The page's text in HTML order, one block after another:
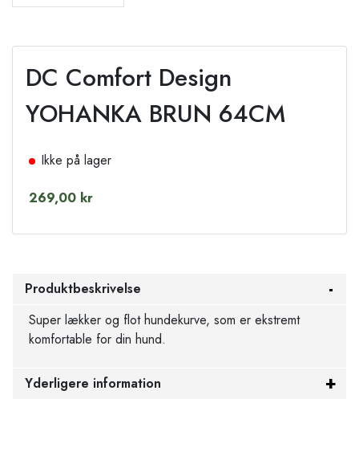
DC Comfort Design
YOHANKA BRUN 64CM
Ikke på lager
269,00 kr
Produktbeskrivelse
Super lækker og flot hundekurve, som er ekstremt
komfortable for din hund.
Yderligere information